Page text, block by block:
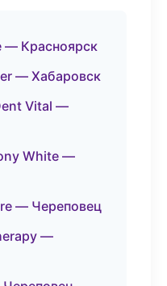
— Красноярск
— Хабаровск
Vital —
White —
— Череповец
—